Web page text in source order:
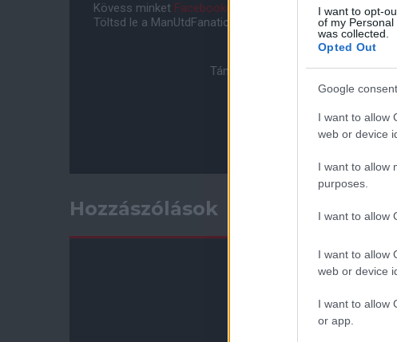
I want to opt-
of my
was collected.
Opted Out
Google
I want to allow
web or device
I want to allow
purposes.
I want to allow
I want to allow
web or device
I want to allow
or app.
Kövess minket Facebookon ésYouTube-
Töltsd le a ManUtdFanatics.hu mobil applikációtAndroidra
Támogasd adományoddal a
Hozzászólások